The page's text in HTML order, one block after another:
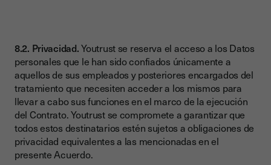
8.2. Privacidad.Youtrust se reserva el acceso a los Datos
personales que le han sido confiados únicamente a
aquellos de sus empleados y posteriores encargados del
tratamiento que necesiten acceder a los mismos para
llevar a cabo sus funciones en el marco de la ejecución
del Contrato. Youtrust se compromete a garantizar que
todos estos destinatarios estén sujetos a obligaciones de
privacidad equivalentes a las mencionadas en el
presente Acuerdo.